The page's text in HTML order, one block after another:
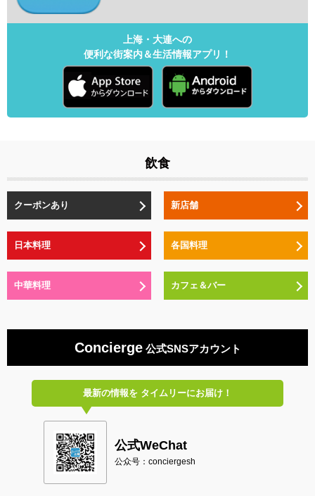
上海・大連への
便利な街案内＆生活情報アプリ！
飲食
クーポンあり 新店舗
日本料理 各国料理
中華料理 カフェ＆バー
Concierge公式SNSアカウント
最新の情報をタイムリーにお届け！
公式WeChat
公众号：conciergesh